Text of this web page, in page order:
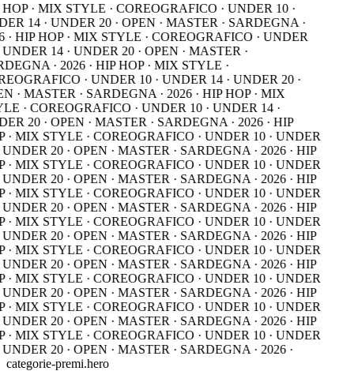
Secondi· MIX STYLE · COREOGRAFICO · UNDER 10 ·
14 · UNDER 20 · OPEN · MASTER · SARDEGNA ·
· HIP HOP · MIX STYLE · COREOGRAFICO · UNDER
14 · UNDER 20 · OPEN · MASTER ·
· 2026 · HIP HOP · MIX STYLE ·
· UNDER 10 · UNDER 14 · UNDER 20 ·
· MASTER · SARDEGNA · 2026 · HIP HOP · MIX
· COREOGRAFICO · UNDER 10 · UNDER 14 ·
20 · OPEN · MASTER · SARDEGNA · 2026 · HIP
· MIX STYLE · COREOGRAFICO · UNDER 10 · UNDER
20 · OPEN · MASTER · SARDEGNA · 2026 · HIP
· MIX STYLE · COREOGRAFICO · UNDER 10 · UNDER
20 · OPEN · MASTER · SARDEGNA · 2026 ·HIP
· MIX STYLE · COREOGRAFICO · UNDER 10 · UNDER
20 · OPEN · MASTER · SARDEGNA · 2026 · HIP
· MIX STYLE · COREOGRAFICO · UNDER 10 · UNDER
20 · OPEN · MASTER · SARDEGNA · 2026 · HIP
· MIX STYLE · COREOGRAFICO · UNDER 10 · UNDER
20 · OPEN · MASTER · SARDEGNA · 2026 · HIP
· MIX STYLE · COREOGRAFICO · UNDER 10 · UNDER
20 · OPEN · MASTER · SARDEGNA · 2026 · HIP
· MIX STYLE · COREOGRAFICO · UNDER 10 · UNDER
20 · OPEN · MASTER · SARDEGNA · 2026 · HIP
· MIX STYLE · COREOGRAFICO · UNDER 10 · UNDER
20 · OPEN · MASTER · SARDEGNA · 2026 ·
categorie-premi.hero